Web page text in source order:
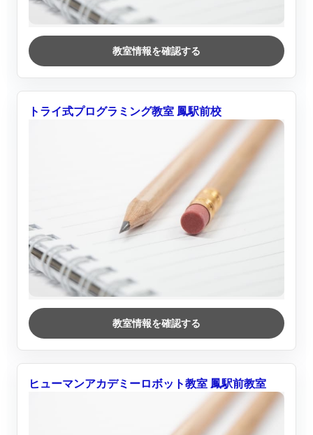
教室情報を確認する
トライ式プログラミング教室 鳳駅前校
教室情報を確認する
ヒューマンアカデミーロボット教室 鳳駅前教室